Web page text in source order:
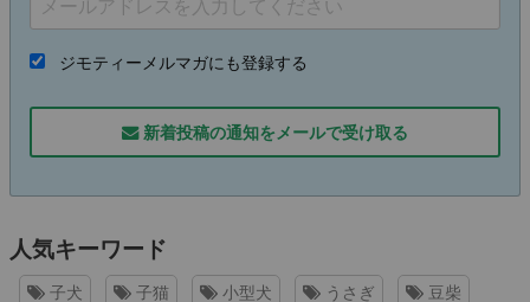
ジモティーメルマガにも登録する
新着投稿の通知をメールで受け取る
人気キーワード
子犬 子猫 小型犬 うさぎ 豆柴